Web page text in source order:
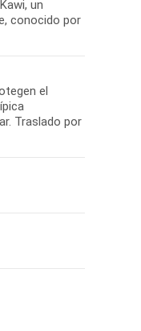
un
conocido por
el
Traslado por